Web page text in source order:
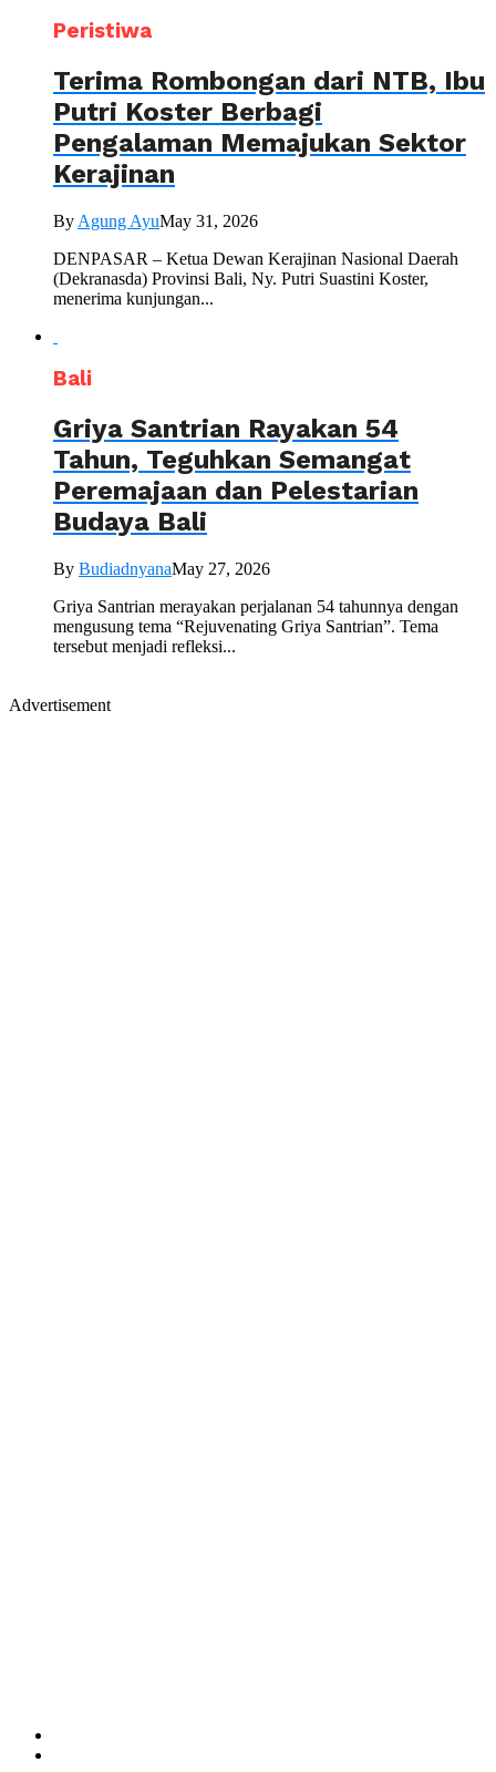
Peristiwa
Terima Rombongan dari NTB, Ibu
Putri Koster Berbagi
Pengalaman Memajukan Sektor
Kerajinan
By Agung AyuMay 31, 2026
DENPASAR – Ketua Dewan Kerajinan Nasional Daerah
(Dekranasda) Provinsi Bali, Ny. Putri Suastini Koster,
menerima kunjungan...
Bali
Griya Santrian Rayakan 54
Tahun, Teguhkan Semangat
Peremajaan dan Pelestarian
Budaya Bali
By BudiadnyanaMay 27, 2026
Griya Santrian merayakan perjalanan 54 tahunnya dengan
mengusung tema “Rejuvenating Griya Santrian”. Tema
tersebut menjadi refleksi...
Advertisement